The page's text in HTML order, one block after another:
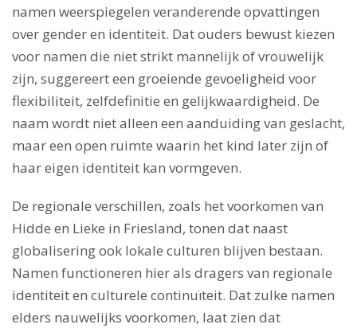
namen weerspiegelen veranderende opvattingen
over gender en identiteit. Dat ouders bewust kiezen
voor namen die niet strikt mannelijk of vrouwelijk
zijn, suggereert een groeiende gevoeligheid voor
flexibiliteit, zelfdefinitie en gelijkwaardigheid. De
naam wordt niet alleen een aanduiding van geslacht,
maar een open ruimte waarin het kind later zijn of
haar eigen identiteit kan vormgeven.
De regionale verschillen, zoals het voorkomen van
Hidde en Lieke in Friesland, tonen dat naast
globalisering ook lokale culturen blijven bestaan.
Namen functioneren hier als dragers van regionale
identiteit en culturele continuïteit. Dat zulke namen
elders nauwelijks voorkomen, laat zien dat